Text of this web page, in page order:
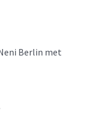
Berlin met